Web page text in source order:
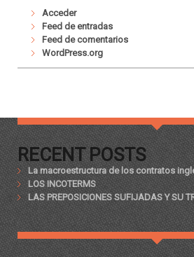
Acceder
Feed de entradas
Feed de comentarios
WordPress.org
RECENT POSTS
La macroestructura de los contratos
LOS INCOTERMS
LAS PREPOSICIONES SUFIJADAS Y SU